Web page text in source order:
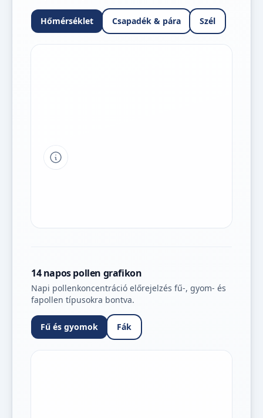
Hőmérséklet Csapadék & pára Szél
Tipp a grafikon jelmagyarázatához
14 napos pollen grafikon
Napi pollenkoncentráció előrejelzés fű-, gyom- és
fapollen típusokra bontva.
Fű és gyomok Fák